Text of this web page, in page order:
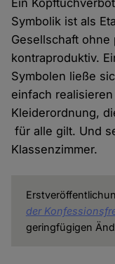
Ein
Symbolik ist als
Gesellschaft
kontraproduktiv.
Symbolen ließe
einfach
Kleiderordnung,
für alle gilt. Und
Klassenzimmer.
der
geringfügigen